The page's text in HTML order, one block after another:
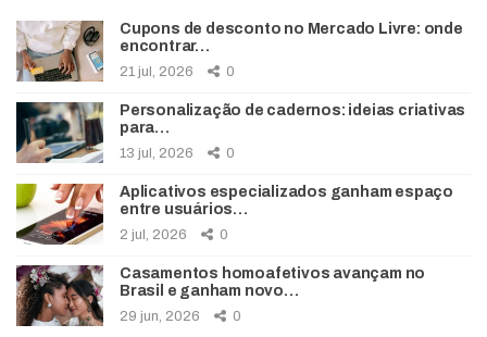
Cupons de desconto no Mercado Livre: onde
encontrar…
21 jul, 2026 0
Personalização de cadernos: ideias criativas
para…
13 jul, 2026 0
Aplicativos especializados ganham espaço
entre usuários…
2 jul, 2026 0
Casamentos homoafetivos avançam no
Brasil e ganham novo…
29 jun, 2026 0